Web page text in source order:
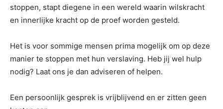
stoppen, stapt diegene in een wereld waarin wilskracht
en innerlijke kracht op de proef worden gesteld.
Het is voor sommige mensen prima mogelijk om op deze
manier te stoppen met hun verslaving. Heb jij wel hulp
nodig? Laat ons je dan adviseren of helpen.
Een persoonlijk gesprek is vrijblijvend en er zitten geen